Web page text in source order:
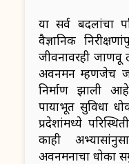
या सर्व बदलांचा
वैज्ञानिक
जीवनावरही
अवनमन म्हणजेच
निर्माण झाली
पायाभूत सुविधा
प्रदेशांमध्ये
काही
अवनमनाचा धोका